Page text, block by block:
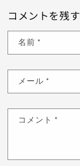
コメントを残す
名前 *
メール *
コメント *